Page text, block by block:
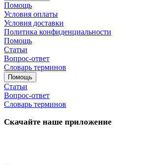
Помощь
Условия оплаты
Условия доставки
Политика конфиденциальности
Помощь
Статьи
Вопрос-ответ
Словарь терминов
Помощь
Статьи
Вопрос-ответ
Словарь терминов
Скачайте наше приложение